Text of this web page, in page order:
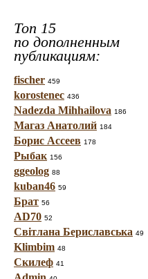
Топ 15
по дополненным
публикациям:
fischer 459
korostenec 436
Nadezda Mihhailova 186
Магаз Анатолий 184
Борис Ассеев 178
Рыбак 156
ggeolog 88
kuban46 59
Брат 56
AD70 52
Світлана Бериславська 49
Klimbim 48
Скилеф 41